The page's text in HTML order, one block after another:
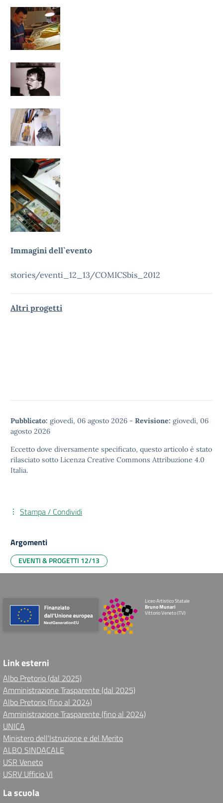
Immagini dell`evento
stories/eventi_12_13/COMICSbis_2012
Altri progetti
Pubblicato: giovedì, 06 agosto 2026 - Revisione: giovedì, 06
agosto 2026
Eccetto dove diversamente specificato, questo articolo è stato
rilasciato sotto Licenza Creative Commons Attribuzione 4.0
Italia.
Stampa / Condividi
Argomenti
EVENTI & PROGETTI 12/13
Liceo Artistico Statale
Bruno Munari
Vittorio Veneto (TV)
Link esterni
Albo Pretorio (dal 2025)
Amministrazione Trasparente (dal 2025)
Albo Pretorio (fino al 2024)
Amministrazione Trasparente (fino al 2024)
UNICA
Ministero dell'Istruzione e del Merito
ALBO SINDACALE
USR Veneto
USRV Ufficio VI
La scuola